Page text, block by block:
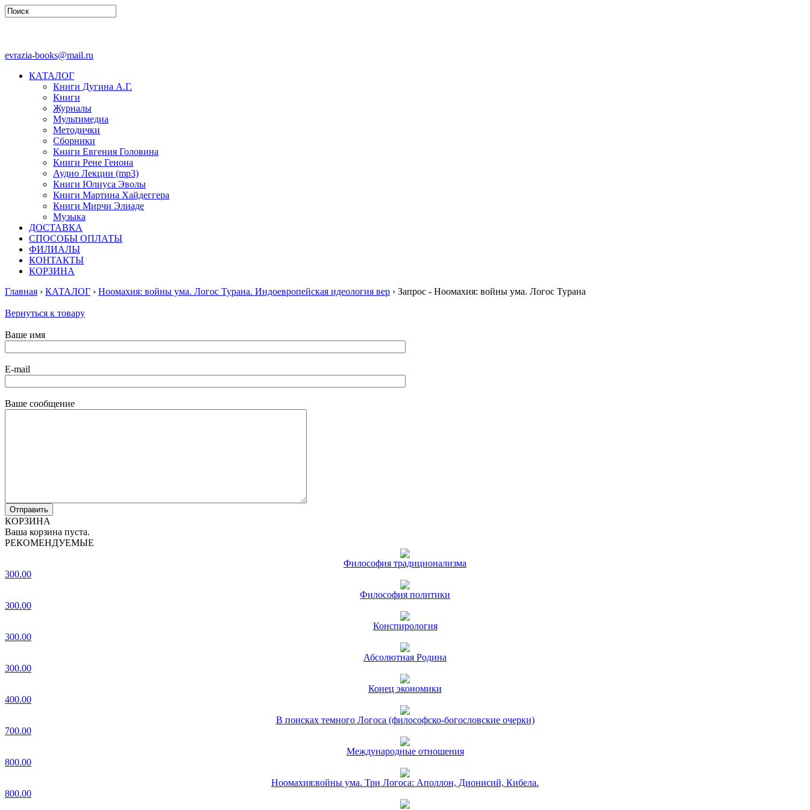
evrazia-books@mail.ru
КАТАЛОГ
Книги Дугина А.Г.
Книги
Журналы
Мультимедиа
Методички
Сборники
Книги Евгения Головина
Книги Рене Генона
Аудио Лекции (mp3)
Книги Юлиуса Эволы
Книги Мартина Хайдеггера
Книги Мирчи Элиаде
Музыка
ДОСТАВКА
СПОСОБЫ ОПЛАТЫ
ФИЛИАЛЫ
КОНТАКТЫ
КОРЗИНА
Главная › КАТАЛОГ › Ноомахия: войны ума. Логос Турана. Индоевропейская идеология вер › Запрос - Ноомахия: войны ума. Логос Турана
Вернуться к товару
Ваше имя
E-mail
Ваше сообщение
КОРЗИНА
Ваша корзина пуста.
РЕКОМЕНДУЕМЫЕ
Философия традиционализма
300.00
Философия политики
300.00
Конспирология
300.00
Абсолютная Родина
300.00
Конец экономики
400.00
В поисках темного Логоса (философско-богословские очерки)
700.00
Международные отношения
800.00
Ноомахия:войны ума. Три Логоса: Аполлон, Дионисий, Кибела.
800.00